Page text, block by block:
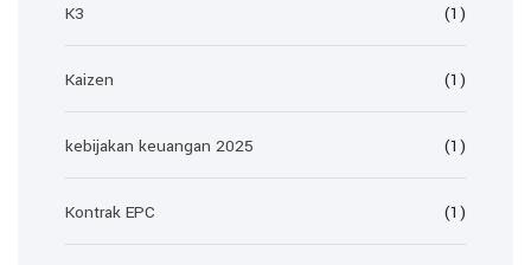
K3 (1)
Kaizen (1)
kebijakan keuangan 2025 (1)
Kontrak EPC (1)